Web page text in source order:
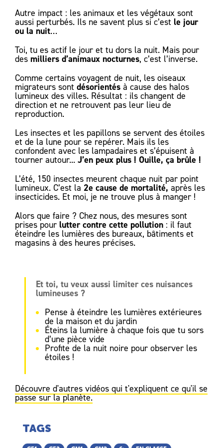
Autre impact : les animaux et les végétaux sont
aussi perturbés. Ils ne savent plus si c’est le jour
ou la nuit…
Toi, tu es actif le jour et tu dors la nuit. Mais pour
des milliers d’animaux nocturnes, c’est l’inverse.
Comme certains voyagent de nuit, les oiseaux
migrateurs sont désorientés à cause des halos
lumineux des villes. Résultat : ils changent de
direction et ne retrouvent pas leur lieu de
reproduction.
Les insectes et les papillons se servent des étoiles
et de la lune pour se repérer. Mais ils les
confondent avec les lampadaires et s’épuisent à
tourner autour... J’en peux plus ! Ouille, ça brûle !
L’été, 150 insectes meurent chaque nuit par point
lumineux. C’est la 2e cause de mortalité, après les
insecticides. Et moi, je ne trouve plus à manger !
Alors que faire ? Chez nous, des mesures sont
prises pour lutter contre cette pollution : il faut
éteindre les lumières des bureaux, bâtiments et
magasins à des heures précises.
Et toi, tu veux aussi limiter ces nuisances
lumineuses ?
Pense à éteindre les lumières extérieures
de la maison et du jardin
Éteins la lumière à chaque fois que tu sors
d’une pièce vide
Profite de la nuit noire pour observer les
étoiles !
Découvre d'autres vidéos qui t'expliquent ce qu'il se
passe sur la planète.
TAGS